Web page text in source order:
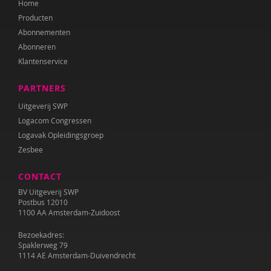
Annet Weterings
Iris Wierdsma
Merel van der Wouden
Home
Producten
Abonnementen
Abonneren
Klantenservice
PARTNERS
Uitgeverij SWP
Logacom Congressen
Logavak Opleidingsgroep
Zesbee
CONTACT
BV Uitgeverij SWP
Postbus 12010
1100 AA Amsterdam-Zuidoost
Bezoekadres:
Spaklerweg 79
1114 AE Amsterdam-Duivendrecht